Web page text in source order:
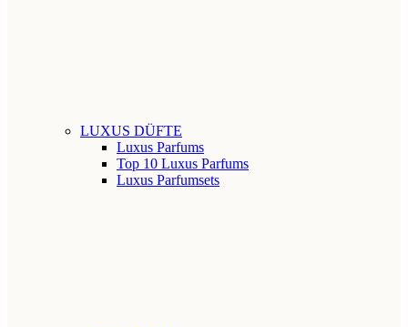
LUXUS DÜFTE
Luxus Parfums
Top 10 Luxus Parfums
Luxus Parfumsets